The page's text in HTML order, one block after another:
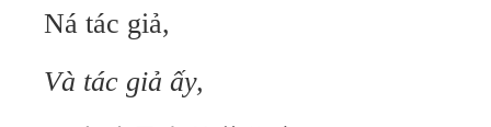
Ná tác giả,
Và tác giả ấy,